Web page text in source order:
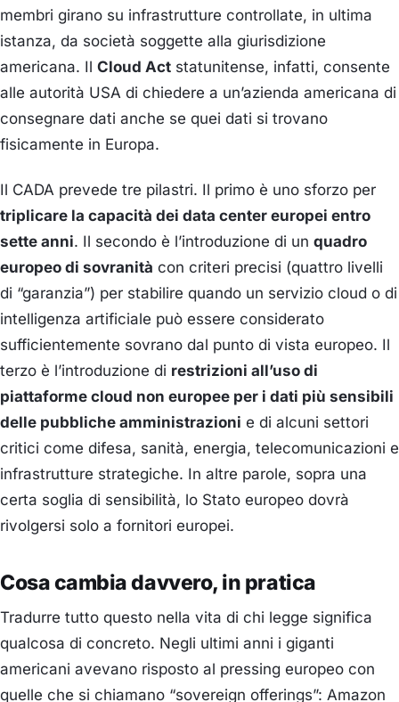
membri girano su infrastrutture controllate, in ultima
istanza, da società soggette alla giurisdizione
americana. Il Cloud Act statunitense, infatti, consente
alle autorità USA di chiedere a un’azienda americana di
consegnare dati anche se quei dati si trovano
fisicamente in Europa.
Il CADA prevede tre pilastri. Il primo è uno sforzo per
triplicare la capacità dei data center europei entro
sette anni. Il secondo è l’introduzione di un quadro
europeo di sovranità con criteri precisi (quattro livelli
di “garanzia”) per stabilire quando un servizio cloud o di
intelligenza artificiale può essere considerato
sufficientemente sovrano dal punto di vista europeo. Il
terzo è l’introduzione di restrizioni all’uso di
piattaforme cloud non europee per i dati più sensibili
delle pubbliche amministrazioni e di alcuni settori
critici come difesa, sanità, energia, telecomunicazioni e
infrastrutture strategiche. In altre parole, sopra una
certa soglia di sensibilità, lo Stato europeo dovrà
rivolgersi solo a fornitori europei.
Cosa cambia davvero, in pratica
Tradurre tutto questo nella vita di chi legge significa
qualcosa di concreto. Negli ultimi anni i giganti
americani avevano risposto al pressing europeo con
quelle che si chiamano “sovereign offerings”: Amazon